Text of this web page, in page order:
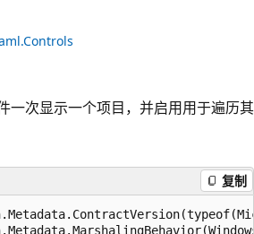
一次显示一个项目，并启用用于遍历其
复制